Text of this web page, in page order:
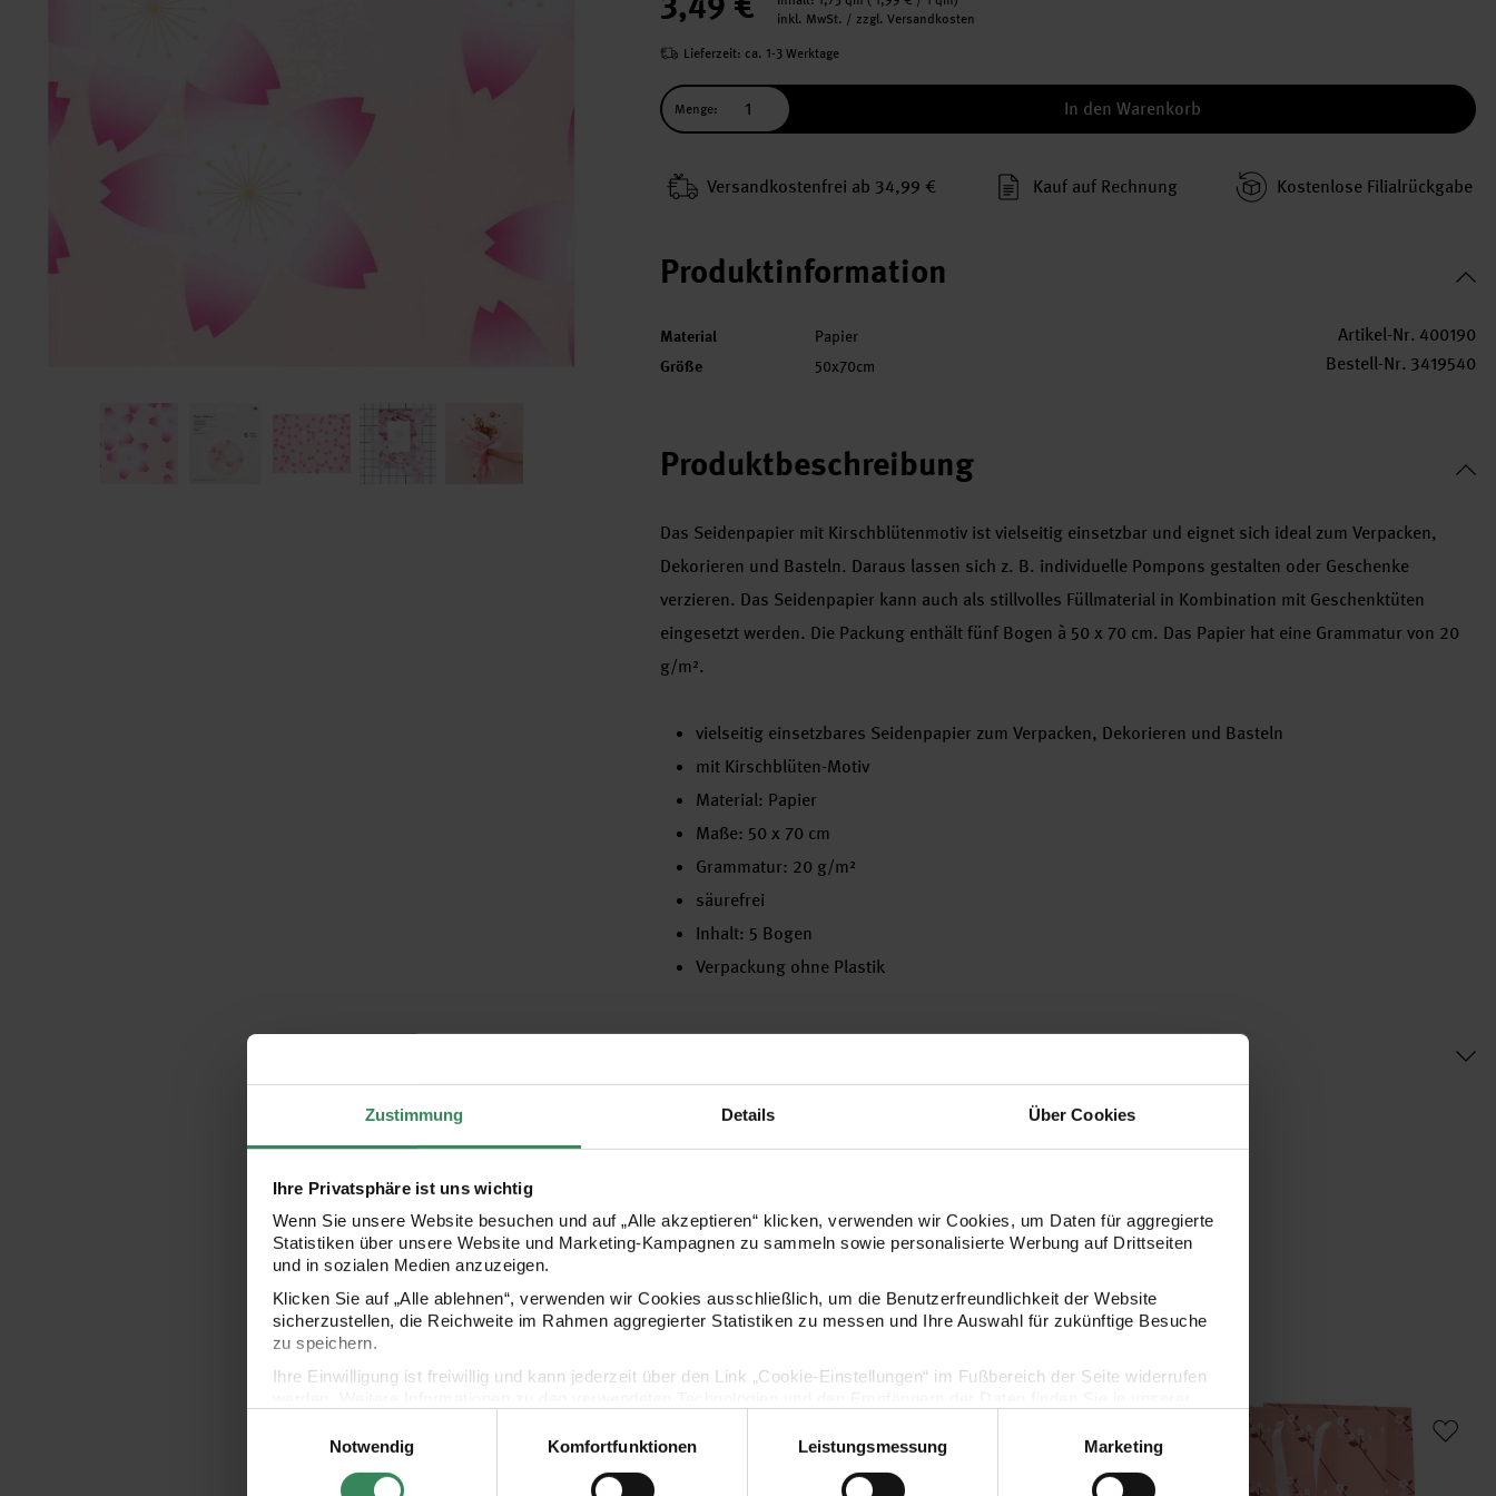
Zustimmung Details Über Cookies
Ihre Privatsphäre ist uns wichtig
Wenn Sie unsere Website besuchen und auf „Alle akzeptieren“ klicken, verwenden wir Cookies, um Daten für aggregierte
Statistiken über unsere Website und Marketing-Kampagnen zu sammeln sowie personalisierte Werbung auf Drittseiten
und in sozialen Medien anzuzeigen.
Klicken Sie auf „Alle ablehnen“, verwenden wir Cookies ausschließlich, um die Benutzerfreundlichkeit der Website
sicherzustellen, die Reichweite im Rahmen aggregierter Statistiken zu messen und Ihre Auswahl für zukünftige Besuche
zu speichern.
Ihre Einwilligung ist freiwillig und kann jederzeit über den Link „Cookie-Einstellungen“ im Fußbereich der Seite widerrufen
Impressum
Datenschutz Vertrag widerrufen
Notwendig
Komfortfunktionen Leistungsmessung Marketing
inkl. MwSt. / zzgl. Versandkosten
Lieferzeit: ca. 1-3 Werktage
Menge: In den Warenkorb
Versand­kosten­frei ab 34,99 € Kauf auf Rechnung Kosten­lose Filial­rückgabe
Produktinformation
Material Papier
Größe 50x70cm
Artikel-Nr. 400190
Bestell-Nr. 3419540
Produktbeschreibung
Das Seidenpapier mit Kirschblütenmotiv ist vielseitig einsetzbar und eignet sich ideal zum Verpacken,
Dekorieren und Basteln. Daraus lassen sich z. B. individuelle Pompons gestalten oder Geschenke
verzieren. Das Seidenpapier kann auch als stillvolles Füllmaterial in Kombination mit Geschenktüten
eingesetzt werden. Die Packung enthält fünf Bogen à 50 x 70 cm. Das Papier hat eine Grammatur von 20
g/m².
vielseitig einsetzbares Seidenpapier zum Verpacken, Dekorieren und Basteln
mit Kirschblüten-Motiv
Material: Papier
Maße: 50 x 70 cm
Grammatur: 20 g/m²
säurefrei
Inhalt: 5 Bogen
Verpackung ohne Plastik
Hersteller
Kaufempfehlung
Paper Poetry Taftband Kirschblüten rosa 38mm 3mPaper Poetry Taftband Kirschblüten puder 38mm 3mPaper Poetry Geschenktüte Kirschblüten orange 18x26x12cmPaper Poetry Geschenktüte Kirschblüten rosa 18x26x12cm
Paper Poetry Geschenktüte